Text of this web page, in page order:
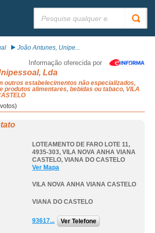
João Antunes, Unipe...
Informação oferecida por
Lda
outros estabelecimentos não especializados,
produtos alimentares, bebidas ou tabaco, VILA
votos)
LOTEAMENTO DE FARO LOTE 11,
4935-303, VILA NOVA ANHA VIANA
CASTELO, VIANA DO CASTELO
Ver Mapa
VILA NOVA ANHA VIANA CASTELO
VIANA DO CASTELO
93617... Ver Telefone